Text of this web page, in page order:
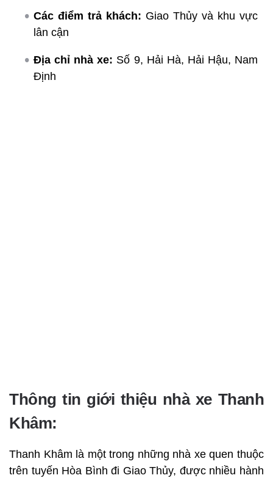
Các điểm trả khách: Giao Thủy và khu vực
lân cận
Địa chỉ nhà xe: Số 9, Hải Hà, Hải Hậu, Nam
Định
Thông tin giới thiệu nhà xe Thanh
Khâm:
Thanh Khâm là một trong những nhà xe quen thuộc
trên tuyến Hòa Bình đi Giao Thủy, được nhiều hành